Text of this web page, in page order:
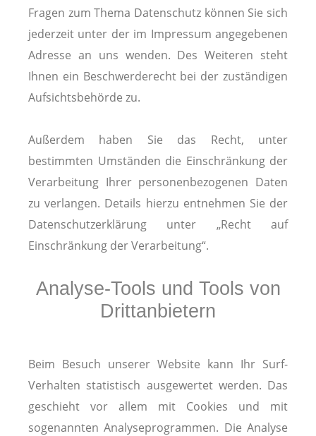
Fragen zum Thema Datenschutz können Sie sich
jederzeit unter der im Impressum angegebenen
Adresse an uns wenden. Des Weiteren steht
Ihnen ein Beschwerderecht bei der zuständigen
Aufsichtsbehörde zu.
Außerdem haben Sie das Recht, unter
bestimmten Umständen die Einschränkung der
Verarbeitung Ihrer personenbezogenen Daten
zu verlangen. Details hierzu entnehmen Sie der
Datenschutzerklärung unter „Recht auf
Einschränkung der Verarbeitung“.
Analyse-Tools und Tools von
Drittanbietern
Beim Besuch unserer Website kann Ihr Surf-
Verhalten statistisch ausgewertet werden. Das
geschieht vor allem mit Cookies und mit
sogenannten Analyseprogrammen. Die Analyse